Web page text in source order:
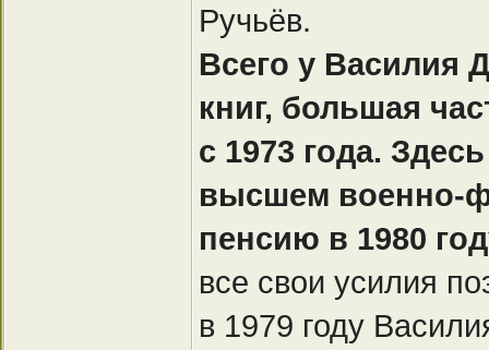
Ручьёв.
Всего у Василия
книг, большая
с 1973 года.
высшем военно-
пенсию в 1980
все свои усилия
в 1979 году